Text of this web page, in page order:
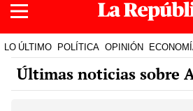
LO ÚLTIMO POLÍTICA OPINIÓN
Últimas noticias sobre